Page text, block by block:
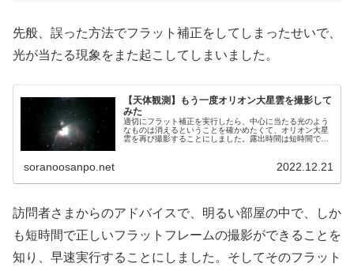
先般、誤った方法でフラット補正をしてしまったせいで、
光が当たる現象をまた起こしてしまいました。
【天体観測】もう一度オリオン大星雲を撮影して
みた
適切にフラット補正を実行したら、中心に当たる光のよう
なものは消えるということを確かめたくて、オリオン大星
雲を再び撮影することにしました。露出時間は短時間で、
soranoosanpo.net 2022.12.21
訪問者さまからのアドバイスで、明るい部屋の中で、しか
も短時間で正しいフラットフレームの撮影ができることを
知り、早速実行することにしました。そしてそのフラット